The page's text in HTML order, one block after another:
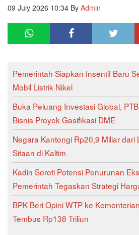
09 July 2026 10:34 By Admin
Pemerintah Siapkan Insentif Baru
Mobil Listrik Nikel
Buka Peluang Investasi Global,
Bisnis Proyek Gasifikasi DME
Negara Kantongi Rp20,9 Miliar dari
Sitaan di Kaltim
Kadin Soroti Potensi Penurunan
Pemerintah Tegaskan Strategi
BPK Beri Opini WTP ke
Tembus Rp138 Triliun